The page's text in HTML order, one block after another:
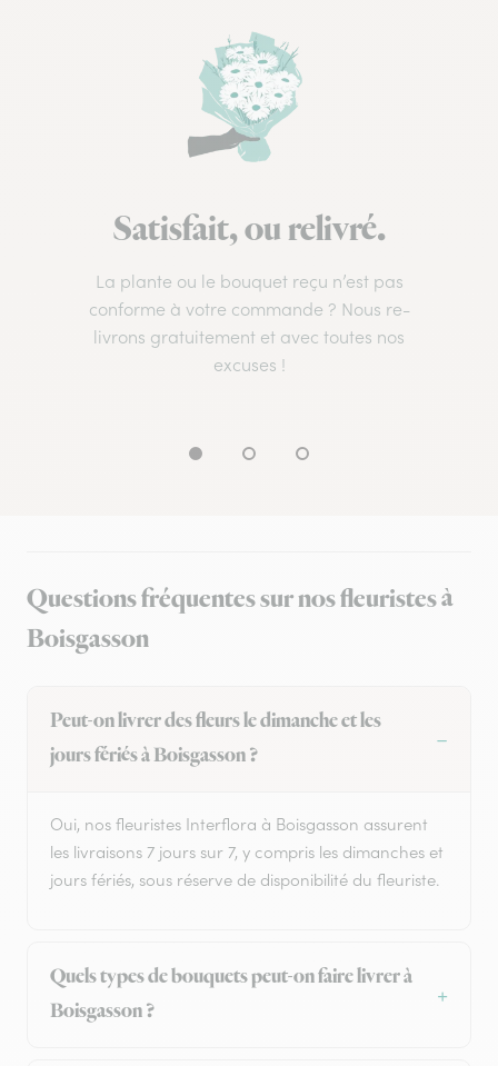
Satisfait, ou relivré.
La plante ou le bouquet reçu n’est pas
conforme à votre commande ? Nous re-
livrons gratuitement et avec toutes nos
excuses !
Questions fréquentes sur nos fleuristes à
Boisgasson
Peut-on livrer des fleurs le dimanche et les
jours fériés à Boisgasson ?
Oui, nos fleuristes Interflora à Boisgasson assurent
les livraisons 7 jours sur 7, y compris les dimanches et
jours fériés, sous réserve de disponibilité du fleuriste.
Quels types de bouquets peut-on faire livrer à
Boisgasson ?